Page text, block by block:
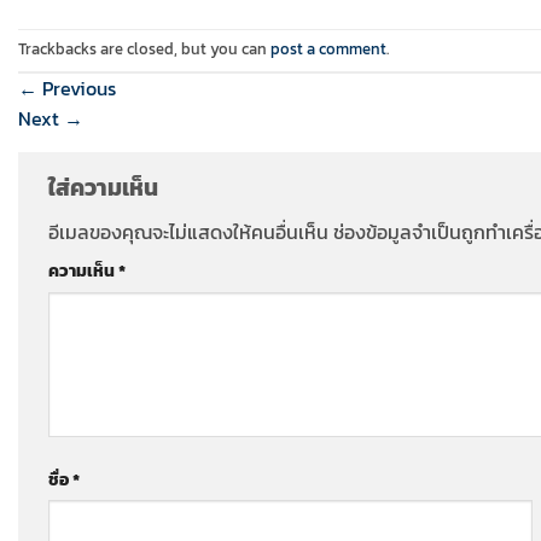
Trackbacks are closed, but you can post a comment.
← Previous
Next →
ใส่ความเห็น
อีเมลของคุณจะไม่แสดงให้คนอื่นเห็น ช่องข้อมูลจำเป็นถูกทำเค
ความเห็น*
ชื่อ*